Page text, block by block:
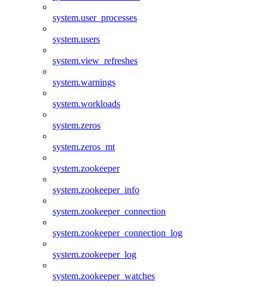
system.user_processes
system.users
system.view_refreshes
system.warnings
system.workloads
system.zeros
system.zeros_mt
system.zookeeper
system.zookeeper_info
system.zookeeper_connection
system.zookeeper_connection_log
system.zookeeper_log
system.zookeeper_watches